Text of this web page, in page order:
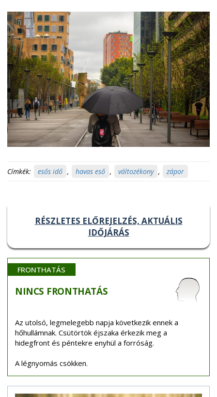
Címkék: esős idő , havas eső , változékony , zápor
RÉSZLETES ELŐREJELZÉS, AKTUÁLIS
IDŐJÁRÁS
FRONTHATÁS
NINCS FRONTHATÁS
Az utolsó, legmelegebb napja következik ennek a
hőhullámnak. Csütörtök éjszaka érkezik meg a
hidegfront és péntekre enyhül a forróság.
A légnyomás csökken.